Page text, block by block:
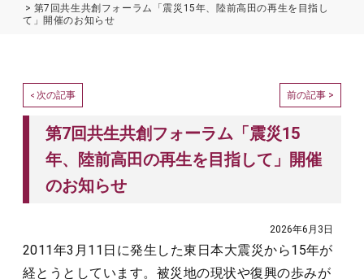
第7回共生共創フォーラム「震災15年、陸前高田の再生を目指し
て」開催のお知らせ
< 次の記事 前の記事 >
第7回共生共創フォーラム「震災15
年、陸前高田の再生を目指して」開催
のお知らせ
2026年6月3日
2011年3月11日に発生した東日本大震災から15年が
経とうとしています。被災地の現状や復興の歩みが